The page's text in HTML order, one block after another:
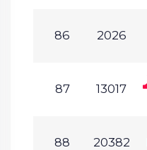
86 2026
87 13017
88 20382